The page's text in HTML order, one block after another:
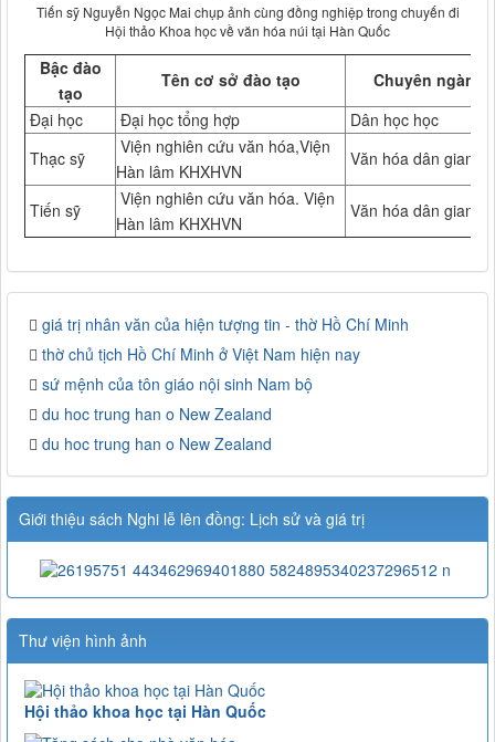
Tiến sỹ Nguyễn Ngọc Mai chụp ảnh cùng đồng nghiệp trong chuyến đi
Hội thảo Khoa học về văn hóa núi tại Hàn Quốc
Bậc đào
tạo
Tên cơ sở đào tạo
Chuyên ngành
Đại học
Đại học tổng hợp
Dân học học
Thạc sỹ
Viện nghiên cứu văn hóa,Viện
Hàn lâm KHXHVN
Văn hóa dân gian
Tiến sỹ
Viện nghiên cứu văn hóa. Viện
Hàn lâm KHXHVN
Văn hóa dân gian
giá trị nhân văn của hiện tượng tin - thờ Hồ Chí Minh
thờ chủ tịch Hồ Chí Minh ở Việt Nam hiện nay
sứ mệnh của tôn giáo nội sinh Nam bộ
du hoc trung han o New Zealand
du hoc trung han o New Zealand
Giới thiệu sách Nghi lễ lên đồng: Lịch sử và giá trị
Thư viện hình ảnh
Hội thảo khoa học tại Hàn Quốc